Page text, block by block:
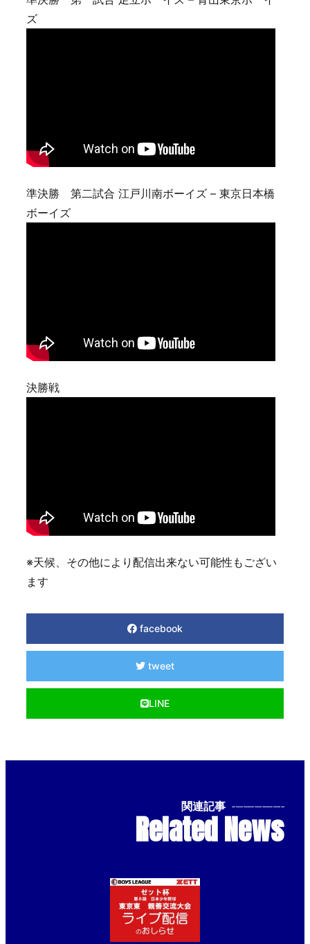
ズ
準決勝 第二試合 江戸川南ボーイズ – 東京日本橋
ボーイズ
決勝戦
※天候、その他により配信出来ない可能性もござい
ます
facebook
tweet
LINE
関連記事 --------------
Related News